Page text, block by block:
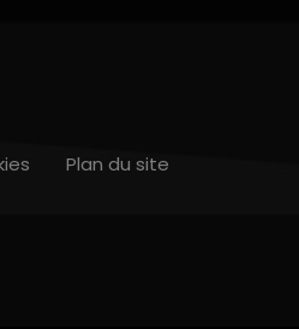
Plan du site